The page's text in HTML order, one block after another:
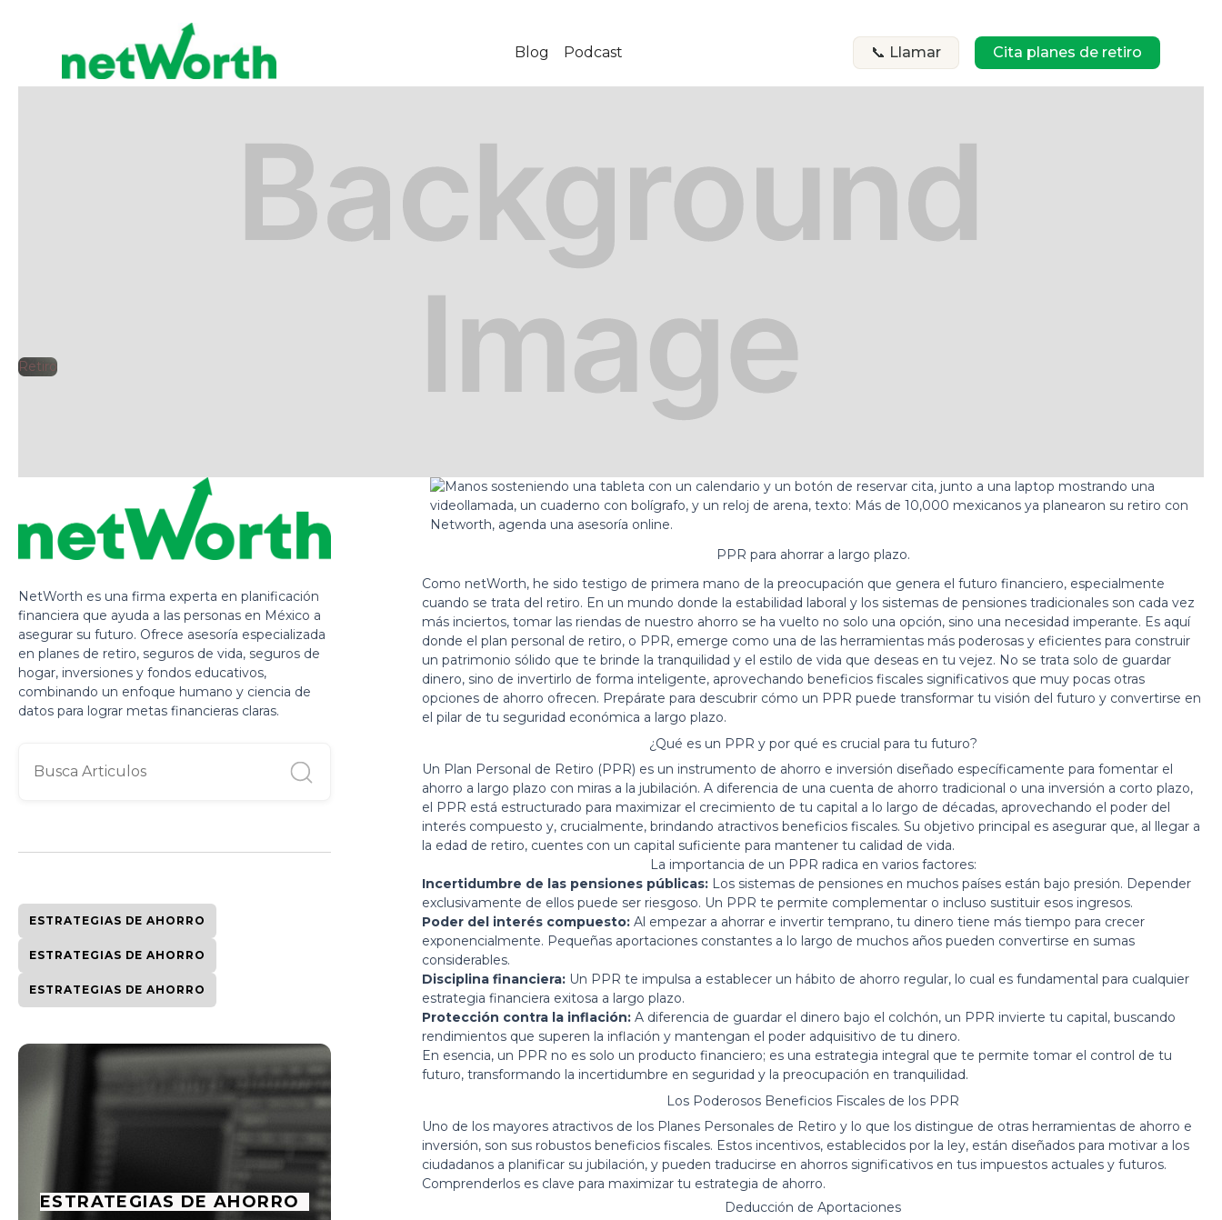
Blog Podcast 📞 Llamar Cita planes de retiro
Retiro
NetWorth es una firma experta en planificación
financiera que ayuda a las personas en México a
asegurar su futuro. Ofrece asesoría especializada
en planes de retiro, seguros de vida, seguros de
hogar, inversiones y fondos educativos,
combinando un enfoque humano y ciencia de
datos para lograr metas financieras claras.
ESTRATEGIAS DE AHORRO
ESTRATEGIAS DE AHORRO
ESTRATEGIAS DE AHORRO
ESTRATEGIAS DE AHORRO
PPR para ahorrar a largo plazo.
Como netWorth, he sido testigo de primera mano de la preocupación que genera el futuro financiero, especialmente
cuando se trata del retiro. En un mundo donde la estabilidad laboral y los sistemas de pensiones tradicionales son cada vez
más inciertos, tomar las riendas de nuestro ahorro se ha vuelto no solo una opción, sino una necesidad imperante. Es aquí
donde el plan personal de retiro, o PPR, emerge como una de las herramientas más poderosas y eficientes para construir
un patrimonio sólido que te brinde la tranquilidad y el estilo de vida que deseas en tu vejez. No se trata solo de guardar
dinero, sino de invertirlo de forma inteligente, aprovechando beneficios fiscales significativos que muy pocas otras
opciones de ahorro ofrecen. Prepárate para descubrir cómo un PPR puede transformar tu visión del futuro y convertirse en
el pilar de tu seguridad económica a largo plazo.
¿Qué es un PPR y por qué es crucial para tu futuro?
Un Plan Personal de Retiro (PPR) es un instrumento de ahorro e inversión diseñado específicamente para fomentar el
ahorro a largo plazo con miras a la jubilación. A diferencia de una cuenta de ahorro tradicional o una inversión a corto plazo,
el PPR está estructurado para maximizar el crecimiento de tu capital a lo largo de décadas, aprovechando el poder del
interés compuesto y, crucialmente, brindando atractivos beneficios fiscales. Su objetivo principal es asegurar que, al llegar a
la edad de retiro, cuentes con un capital suficiente para mantener tu calidad de vida.
La importancia de un PPR radica en varios factores:
Incertidumbre de las pensiones públicas: Los sistemas de pensiones en muchos países están bajo presión. Depender
exclusivamente de ellos puede ser riesgoso. Un PPR te permite complementar o incluso sustituir esos ingresos.
Poder del interés compuesto: Al empezar a ahorrar e invertir temprano, tu dinero tiene más tiempo para crecer
exponencialmente. Pequeñas aportaciones constantes a lo largo de muchos años pueden convertirse en sumas
considerables.
Disciplina financiera: Un PPR te impulsa a establecer un hábito de ahorro regular, lo cual es fundamental para cualquier
estrategia financiera exitosa a largo plazo.
Protección contra la inflación: A diferencia de guardar el dinero bajo el colchón, un PPR invierte tu capital, buscando
rendimientos que superen la inflación y mantengan el poder adquisitivo de tu dinero.
En esencia, un PPR no es solo un producto financiero; es una estrategia integral que te permite tomar el control de tu
futuro, transformando la incertidumbre en seguridad y la preocupación en tranquilidad.
Los Poderosos Beneficios Fiscales de los PPR
Uno de los mayores atractivos de los Planes Personales de Retiro y lo que los distingue de otras herramientas de ahorro e
inversión, son sus robustos beneficios fiscales. Estos incentivos, establecidos por la ley, están diseñados para motivar a los
ciudadanos a planificar su jubilación, y pueden traducirse en ahorros significativos en tus impuestos actuales y futuros.
Comprenderlos es clave para maximizar tu estrategia de ahorro.
Deducción de Aportaciones